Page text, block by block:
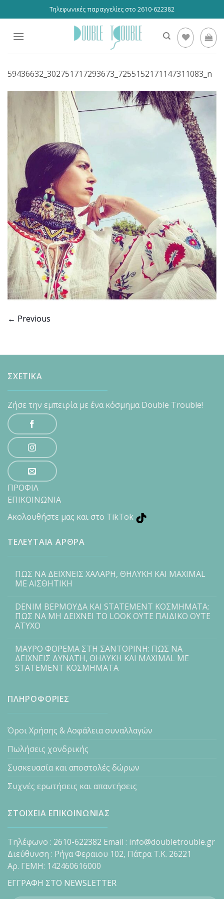
to
Τηλεφωνικές παραγγελίες στο 2610-622382
59436632_302751717293673_7255152171147311083_n
← Previous
ΣΧΕΤΙΚΑ
Ζήσε την εμπειρία με ένα κόσμημα Double Trouble!
ΠΡΟΦΙΛ
ΕΠΙΚΟΙΝΩΝΙΑ
Ακολουθήστε μας και στο TikTok
ΤΕΛΕΥΤΑΙΑ ΑΡΘΡΑ
ΠΩΣ ΝΑ ΔΕΙΧΝΕΙΣ ΧΑΛΑΡΗ, ΘΗΛΥΚΗ ΚΑΙ MAXIMAL
ΜΕ ΑΙΣΘΗΤΙΚΗ
DENIM ΒΕΡΜΟΥΔΑ ΚΑΙ STATEMENT ΚΟΣΜΗΜΑΤΑ:
ΠΩΣ ΝΑ ΜΗ ΔΕΙΧΝΕΙ ΤΟ LOOK ΟΥΤΕ ΠΑΙΔΙΚΟ ΟΥΤΕ
ΑΤΥΧΟ
ΜΑΥΡΟ ΦΟΡΕΜΑ ΣΤΗ ΣΑΝΤΟΡΙΝΗ: ΠΩΣ ΝΑ
ΔΕΙΧΝΕΙΣ ΔΥΝΑΤΗ, ΘΗΛΥΚΗ ΚΑΙ MAXIMAL ΜΕ
STATEMENT ΚΟΣΜΗΜΑΤΑ
ΠΛΗΡΟΦΟΡΙΕΣ
Όροι Χρήσης & Ασφάλεια συναλλαγών
Πωλήσεις χονδρικής
Συσκευασία και αποστολές δώρων
Συχνές ερωτήσεις και απαντήσεις
ΣΤΟΙΧΕΙΑ ΕΠΙΚΟΙΝΩΝΙΑΣ
Τηλέφωνο : 2610-622382 Email : info@doubletrouble.gr
Διεύθυνση : Ρήγα Φεραιου 102, Πάτρα Τ.Κ. 26221
Αρ. ΓΕΜΗ: 142460616000
ΕΓΓΡΑΦΗ ΣΤΟ NEWSLETTER